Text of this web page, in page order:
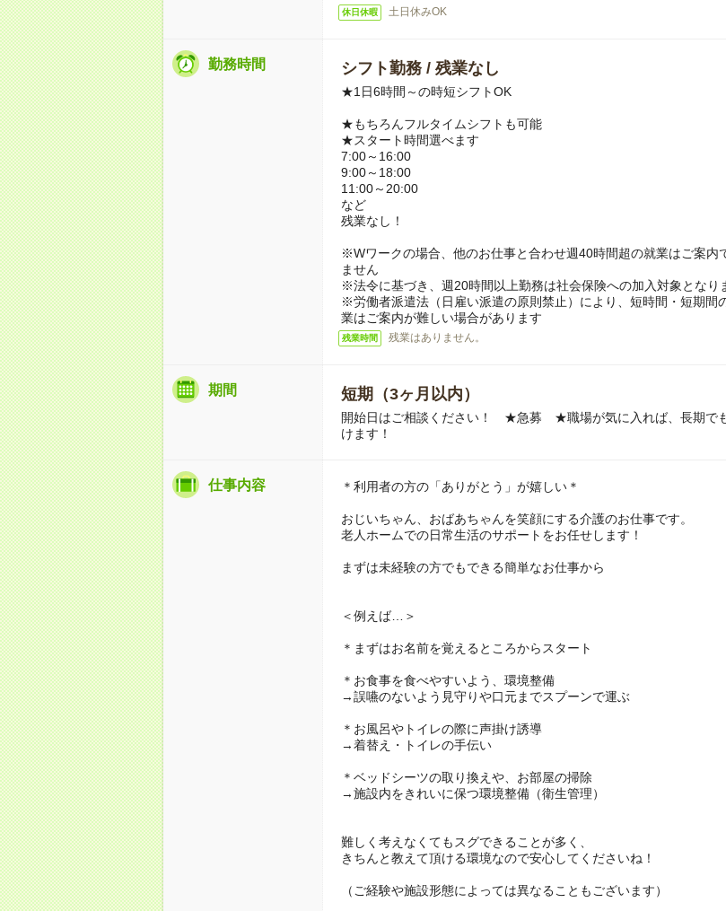
休日休暇 土日休みOK
勤務時間 シフト勤務 / 残業なし
★1日6時間～の時短シフトOK
★もちろんフルタイムシフトも可能
★スタート時間選べます
7:00～16:00
9:00～18:00
11:00～20:00
など
残業なし！
※Wワークの場合、他のお仕事と合わせ週40時間超の就業はご案内
ません
※法令に基づき、週20時間以上勤務は社会保険への加入対象となり
※労働者派遣法（日雇い派遣の原則禁止）により、短時間・短期間
業はご案内が難しい場合があります
残業時間 残業はありません。
期間 短期（3ヶ月以内）
開始日はご相談ください！ ★急募 ★職場が気に入れば、長期で
けます！
仕事内容 ＊利用者の方の「ありがとう」が嬉しい＊
おじいちゃん、おばあちゃんを笑顔にする介護のお仕事です。
老人ホームでの日常生活のサポートをお任せします！
まずは未経験の方でもできる簡単なお仕事から
＜例えば…＞
＊まずはお名前を覚えるところからスタート
＊お食事を食べやすいよう、環境整備
→誤嚥のないよう見守りや口元までスプーンで運ぶ
＊お風呂やトイレの際に声掛け誘導
→着替え・トイレの手伝い
＊ベッドシーツの取り換えや、お部屋の掃除
→施設内をきれいに保つ環境整備（衛生管理）
難しく考えなくてもスグできることが多く、
きちんと教えて頂ける環境なので安心してくださいね！
（ご経験や施設形態によっては異なることもございます）